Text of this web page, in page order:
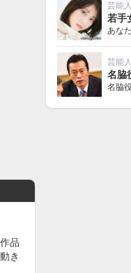
品
き
芸能
若手
あな
芸能
名脇
名脇